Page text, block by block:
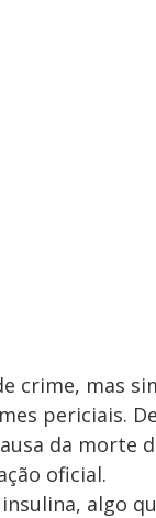
crime, mas
periciais.
da morte
oficial.
algo